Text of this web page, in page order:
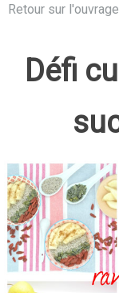
Retour sur
Défi